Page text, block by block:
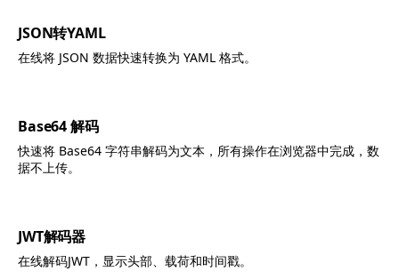
JSON转YAML
在线将 JSON 数据快速转换为 YAML 格式。
Base64 解码
快速将 Base64 字符串解码为文本，所有操作在浏览器中完成，数
据不上传。
JWT解码器
在线解码JWT，显示头部、载荷和时间戳。